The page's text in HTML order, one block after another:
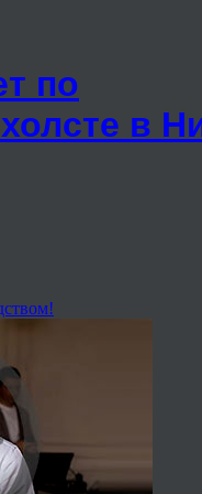
по
в